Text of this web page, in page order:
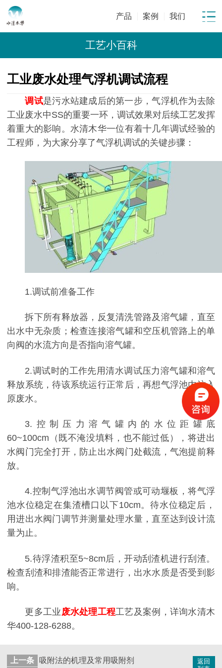
产品 案例 我们
工艺小百科
工业废水处理气浮机调试流程
调试是污水站建成后的第一步，气浮机作为去除
工业废水中SS的重要一环，调试效果对后续工艺发挥
着重大的影响。水清木华一位有着十几年调试经验的
工程师，为大家分享了气浮机调试的关键步骤：
1.调试前准备工作
拆下所有释放器，反复清洗管路及溶气罐，直至
出水中无杂质；检查连接溶气罐和空压机管路上的单
向阀的水流方向是否指向溶气罐。
2.调试时的工作先用清水调试压力溶气罐和溶气
释放系统，待该系统运行正常后，再想气浮池内注入
原废水。
3.控制压力溶气罐内的水位距罐底
60~100cm（既不淹没填料，也不能过低），将进出
水阀门完全打开，防止出水阀门处截流，气泡提前释
放。
4.控制气浮池出水调节阀管或可动堰板，将气浮
池水位稳定在集渣槽口以下10cm。待水位稳定后，
用进出水阀门调节并测量处理水量，直至达到设计流
量为止。
5.待浮渣积至5~8cm后，开动刮渣机进行刮渣。
检查刮渣和排渣能否正常进行，出水水质是否受到影
响。
更多工业废水处理工程工艺及案例，详询水清木
华400-128-6288。
返回
上一条 吸附法的机理及常用吸附剂